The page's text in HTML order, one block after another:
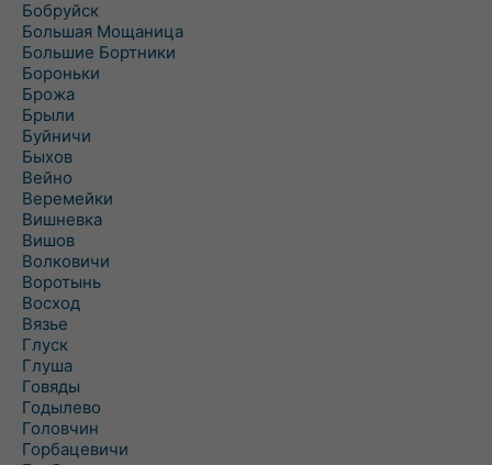
Бобруйск
Большая Мощаница
Большие Бортники
Бороньки
Брожа
Брыли
Буйничи
Быхов
Вейно
Веремейки
Вишневка
Вишов
Волковичи
Воротынь
Восход
Вязье
Глуск
Глуша
Говяды
Годылево
Головчин
Горбацевичи